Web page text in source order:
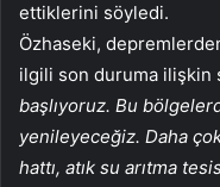
ettiklerini söyledi.
Özhaseki,
ilgili son duruma ilişkin
başlıyoruz. Bu
yenileyeceğiz. Daha
hattı, atık su arıtma